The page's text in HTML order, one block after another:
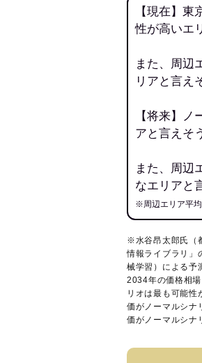
【現在】
性が高いエ
また、周辺
リアと言え
【将来】
アと言えそ
また、周辺
なエリアと
※周辺エリア平
※水谷昂太郎氏（
情報ライブラリ 」
械学習）による予
2034年の価格相
リオは最も可能性
価がノーマルシナ
価がノーマルシナ